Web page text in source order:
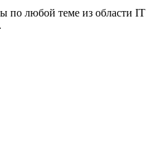
по любой теме из области IT